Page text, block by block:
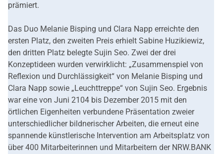
prämiert.
Das Duo Melanie Bisping und Clara Napp erreichte den
ersten Platz, den zweiten Preis erhielt Sabine Huzikiewiz,
den dritten Platz belegte Sujin Seo. Zwei der drei
Konzeptideen wurden verwirklicht: „Zusammenspiel von
Reflexion und Durchlässigkeit“ von Melanie Bisping und
Clara Napp sowie „Leuchttreppe“ von Sujin Seo. Ergebnis
war eine von Juni 2104 bis Dezember 2015 mit den
örtlichen Eigenheiten verbundene Präsentation zweier
unterschiedlicher bildnerischer Arbeiten, die erneut eine
spannende künstlerische Intervention am Arbeitsplatz von
über 400 Mitarbeiterinnen und Mitarbeitern der NRW.BANK